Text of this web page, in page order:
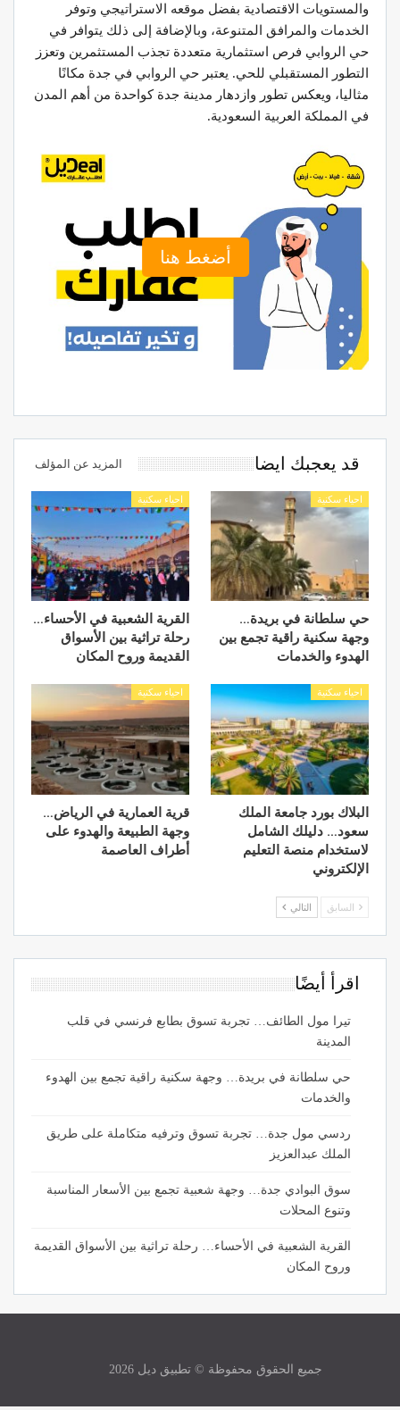
والمستويات الاقتصادية بفضل موقعه الاستراتيجي وتوفر
الخدمات والمرافق المتنوعة، وبالإضافة إلى ذلك يتوافر في
حي الروابي فرص استثمارية متعددة تجذب المستثمرين وتعزز
التطور المستقبلي للحي. يعتبر حي الروابي في جدة مكانًا
مثاليا، ويعكس تطور وازدهار مدينة جدة كواحدة من أهم المدن
في المملكة العربية السعودية.
أضغط هنا
قد يعجبك ايضا المزيد عن المؤلف
احياء سكنية
حي سلطانة في بريدة…
وجهة سكنية راقية تجمع بين
الهدوء والخدمات
احياء سكنية
القرية الشعبية في الأحساء…
رحلة تراثية بين الأسواق
القديمة وروح المكان
احياء سكنية
البلاك بورد جامعة الملك
سعود… دليلك الشامل
لاستخدام منصة التعليم
الإلكتروني
احياء سكنية
قرية العمارية في الرياض…
وجهة الطبيعة والهدوء على
أطراف العاصمة
السابق التالي
اقرأ أيضًا
تيرا مول الطائف… تجربة تسوق بطابع فرنسي في قلب
المدينة
حي سلطانة في بريدة… وجهة سكنية راقية تجمع بين الهدوء
والخدمات
ردسي مول جدة… تجربة تسوق وترفيه متكاملة على طريق
الملك عبدالعزيز
سوق البوادي جدة… وجهة شعبية تجمع بين الأسعار المناسبة
وتنوع المحلات
القرية الشعبية في الأحساء… رحلة تراثية بين الأسواق القديمة
وروح المكان
جميع الحقوق محفوظة © تطبيق ديل 2026